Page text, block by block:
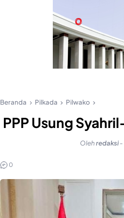
Beranda Pilkada Pilwako
PPP Usung
Olehredaksi-
0